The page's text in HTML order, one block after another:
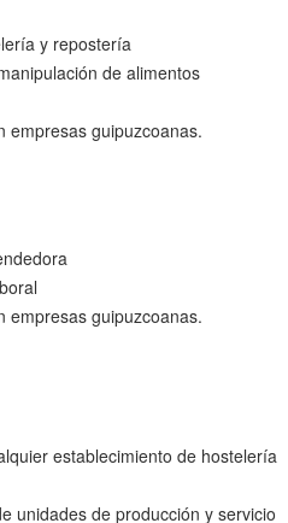
y repostería
de alimentos
empresas guipuzcoanas.
empresas guipuzcoanas.
establecimiento de hostelería
unidades de producción y servicio